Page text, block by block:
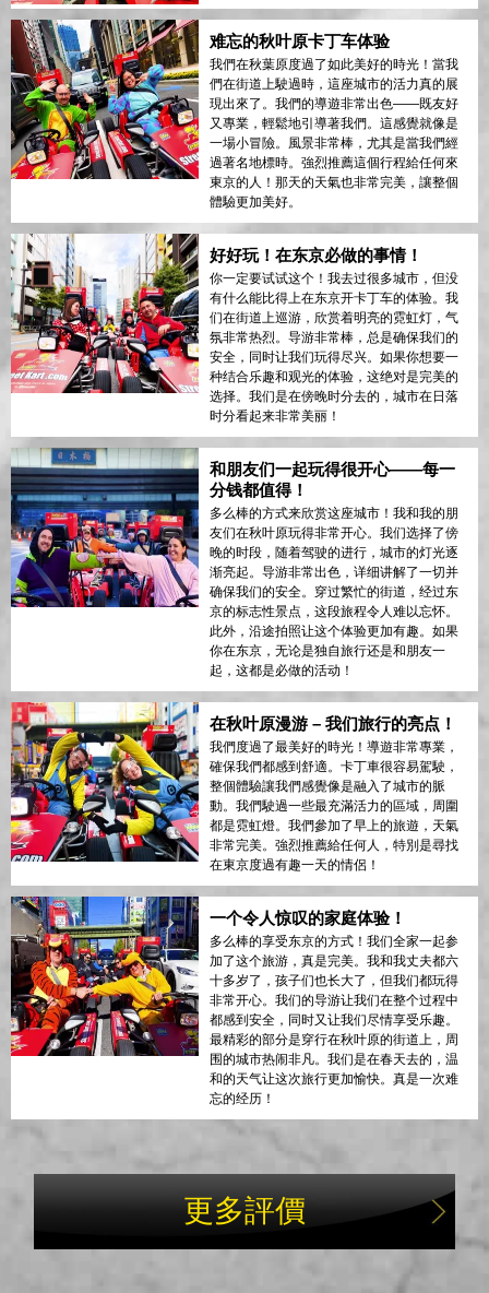
难忘的秋叶原卡丁车体验
我們在秋葉原度過了如此美好的時光！當我
們在街道上駛過時，這座城市的活力真的展
現出來了。我們的導遊非常出色——既友好
又專業，輕鬆地引導著我們。這感覺就像是
一場小冒險。風景非常棒，尤其是當我們經
過著名地標時。強烈推薦這個行程給任何來
東京的人！那天的天氣也非常完美，讓整個
體驗更加美好。
好好玩！在东京必做的事情！
你一定要试试这个！我去过很多城市，但没
有什么能比得上在东京开卡丁车的体验。我
们在街道上巡游，欣赏着明亮的霓虹灯，气
氛非常热烈。导游非常棒，总是确保我们的
安全，同时让我们玩得尽兴。如果你想要一
种结合乐趣和观光的体验，这绝对是完美的
选择。我们是在傍晚时分去的，城市在日落
时分看起来非常美丽！
和朋友们一起玩得很开心——每一
分钱都值得！
多么棒的方式来欣赏这座城市！我和我的朋
友们在秋叶原玩得非常开心。我们选择了傍
晚的时段，随着驾驶的进行，城市的灯光逐
渐亮起。导游非常出色，详细讲解了一切并
确保我们的安全。穿过繁忙的街道，经过东
京的标志性景点，这段旅程令人难以忘怀。
此外，沿途拍照让这个体验更加有趣。如果
你在东京，无论是独自旅行还是和朋友一
起，这都是必做的活动！
在秋叶原漫游 – 我们旅行的亮点！
我們度過了最美好的時光！導遊非常專業，
確保我們都感到舒適。卡丁車很容易駕駛，
整個體驗讓我們感覺像是融入了城市的脈
動。我們駛過一些最充滿活力的區域，周圍
都是霓虹燈。我們參加了早上的旅遊，天氣
非常完美。強烈推薦給任何人，特別是尋找
在東京度過有趣一天的情侶！
一个令人惊叹的家庭体验！
多么棒的享受东京的方式！我们全家一起参
加了这个旅游，真是完美。我和我丈夫都六
十多岁了，孩子们也长大了，但我们都玩得
非常开心。我们的导游让我们在整个过程中
都感到安全，同时又让我们尽情享受乐趣。
最精彩的部分是穿行在秋叶原的街道上，周
围的城市热闹非凡。我们是在春天去的，温
和的天气让这次旅行更加愉快。真是一次难
忘的经历！
更多評價